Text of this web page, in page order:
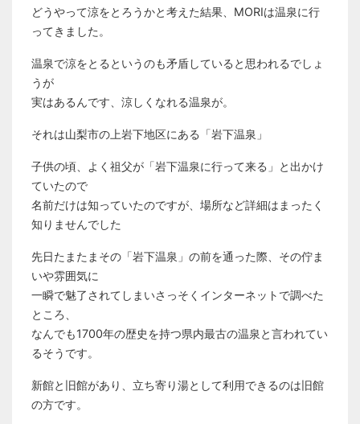
どうやって涼をとろうかと考えた結果、MORIは温泉に行
ってきました。
温泉で涼をとるというのも矛盾していると思われるでしょ
うが
実はあるんです、涼しくなれる温泉が。
それは山梨市の上岩下地区にある「岩下温泉」
子供の頃、よく祖父が「岩下温泉に行って来る」と出かけ
ていたので
名前だけは知っていたのですが、場所など詳細はまったく
知りませんでした
先日たまたまその「岩下温泉」の前を通った際、その佇ま
いや雰囲気に
一瞬で魅了されてしまいさっそくインターネットで調べた
ところ、
なんでも1700年の歴史を持つ県内最古の温泉と言われてい
るそうです。
新館と旧館があり、立ち寄り湯として利用できるのは旧館
の方です。